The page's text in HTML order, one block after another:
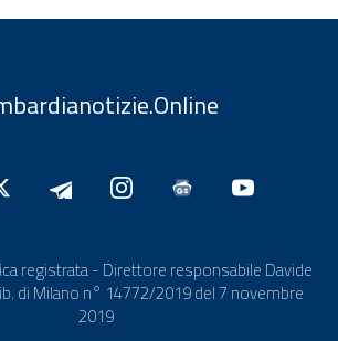
registrata - Direttore responsabile Davide
di Milano n° 14772/2019 del 7 novembre
2019